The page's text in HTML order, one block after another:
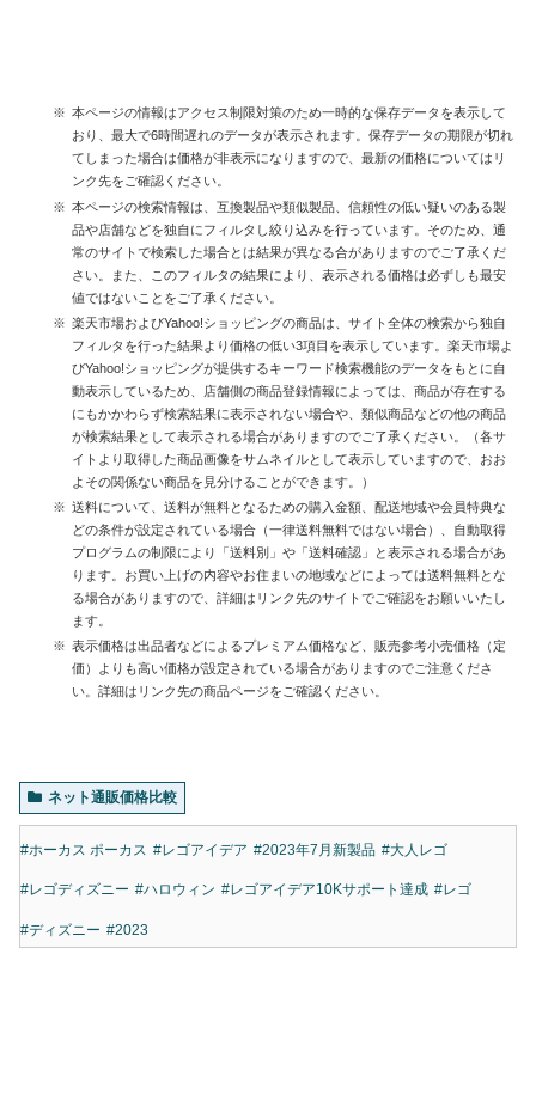
本ページの情報はアクセス制限対策のため一時的な保存データを表示して
おり、最大で6時間遅れのデータが表示されます。保存データの期限が切れ
てしまった場合は価格が非表示になりますので、最新の価格についてはリ
ンク先をご確認ください。
本ページの検索情報は、互換製品や類似製品、信頼性の低い疑いのある製
品や店舗などを独自にフィルタし絞り込みを行っています。そのため、通
常のサイトで検索した場合とは結果が異なる合がありますのでご了承くだ
さい。また、このフィルタの結果により、表示される価格は必ずしも最安
値ではないことをご了承ください。
楽天市場およびYahoo!ショッピングの商品は、サイト全体の検索から独自
フィルタを行った結果より価格の低い3項目を表示しています。楽天市場よ
びYahoo!ショッピングが提供するキーワード検索機能のデータをもとに自
動表示しているため、店舗側の商品登録情報によっては、商品が存在する
にもかかわらず検索結果に表示されない場合や、類似商品などの他の商品
が検索結果として表示される場合がありますのでご了承ください。（各サ
イトより取得した商品画像をサムネイルとして表示していますので、おお
よその関係ない商品を見分けることができます。）
送料について、送料が無料となるための購入金額、配送地域や会員特典な
どの条件が設定されている場合（一律送料無料ではない場合）、自動取得
プログラムの制限により「送料別」や「送料確認」と表示される場合があ
ります。お買い上げの内容やお住まいの地域などによっては送料無料とな
る場合がありますので、詳細はリンク先のサイトでご確認をお願いいたし
ます。
表示価格は出品者などによるプレミアム価格など、販売参考小売価格（定
価）よりも高い価格が設定されている場合がありますのでご注意くださ
い。詳細はリンク先の商品ページをご確認ください。
ネット通販価格比較
#ホーカス ポーカス #レゴアイデア #2023年7月新製品 #大人レゴ
#レゴディズニー #ハロウィン #レゴアイデア10Kサポート達成 #レゴ
#ディズニー #2023